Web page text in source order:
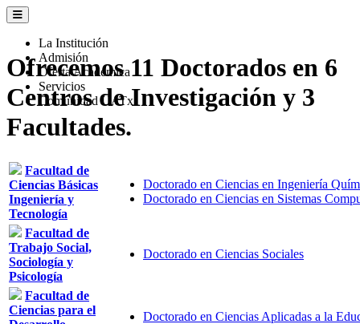
La Institución
Admisión
Oferta Académica
Servicios
Comunidad UATx
Ofrecemos11 Doctorados en 6
Centros de Investigación y 3
Facultades.
Facultad de
Ciencias Básicas
Ingeniería y
Tecnología
Doctorado en Ciencias en Ingeniería
Doctorado en Ciencias en Sistemas
Facultad de
Trabajo Social,
Sociología y
Psicología
Doctorado en Ciencias Sociales
Facultad de
Ciencias para el
Doctorado en Ciencias Aplicadas a la